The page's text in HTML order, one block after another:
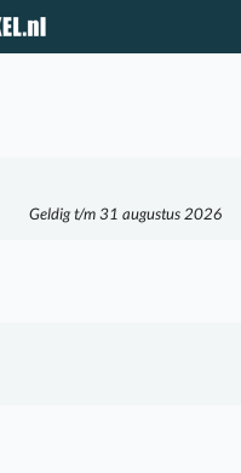
Geldig t/m 31 augustus 2026